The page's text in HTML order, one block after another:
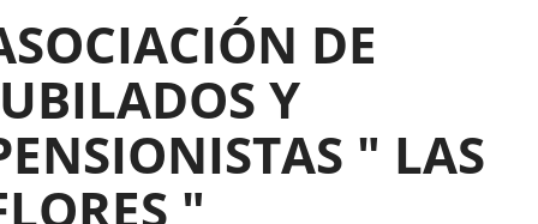
DE
Y
" LAS
"